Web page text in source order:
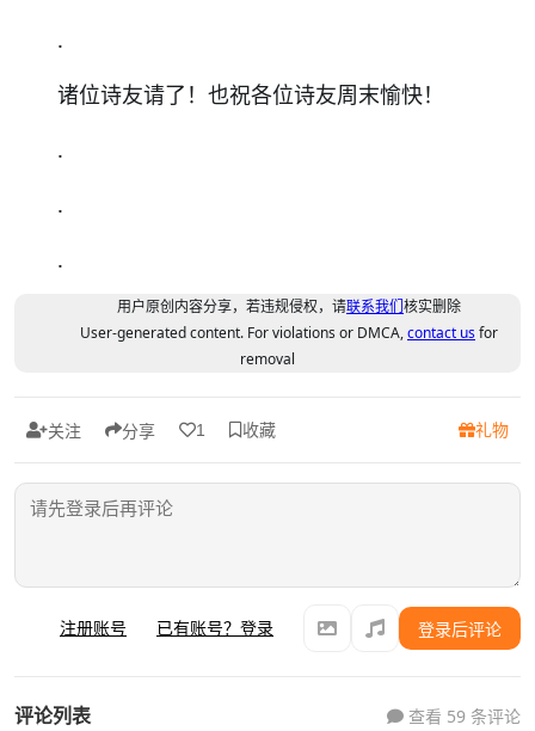
.
诸位诗友请了！也祝各位诗友周末愉快！
.
.
.
用户原创内容分享，若违规侵权，请联系我们核实删除
User-generated content. For violations or DMCA,contact usfor
removal
关注 分享 1 收藏 礼物
注册账号 已有账号？登录 登录后评论
评论列表 查看 59 条评论